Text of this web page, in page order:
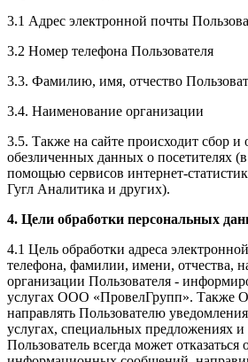
3.1 Адрес электронной почты
3.2 Номер телефона Пользователя
3.3. Фамилию, имя, отчество
3.4. Наименование организации
3.5. Также на сайте происходит сбор и
обезличенных данных о посетителях
помощью сервисов интернет-
Гугл Аналитика и других).
4. Цели обработки персональных
4.1 Цель обработки адреса
телефона, фамилии, имени, отчества,
организации Пользователя -
услугах ООО «ПровелГрупп». Также
направлять Пользователю
услугах, специальных предложениях
Пользователь всегда может отказаться